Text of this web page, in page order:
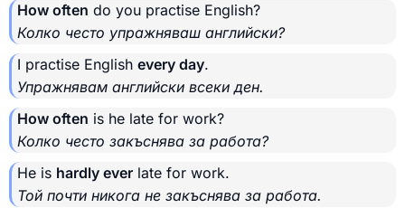
How often do you practise English?
Колко често упражняваш английски?
I practise English every day.
Упражнявам английски всеки ден.
How often is he late for work?
Колко често закъснява за работа?
He is hardly ever late for work.
Той почти никога не закъснява за работа.